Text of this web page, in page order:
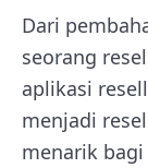
Dari
seorang
aplikasi
menjadi
menarik